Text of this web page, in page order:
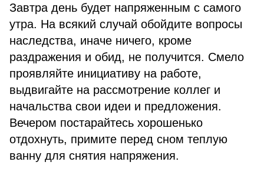
Завтра день будет напряженным с самого
утра. На всякий случай обойдите вопросы
наследства, иначе ничего, кроме
раздражения и обид, не получится. Смело
проявляйте инициативу на работе,
выдвигайте на рассмотрение коллег и
начальства свои идеи и предложения.
Вечером постарайтесь хорошенько
отдохнуть, примите перед сном теплую
ванну для снятия напряжения.